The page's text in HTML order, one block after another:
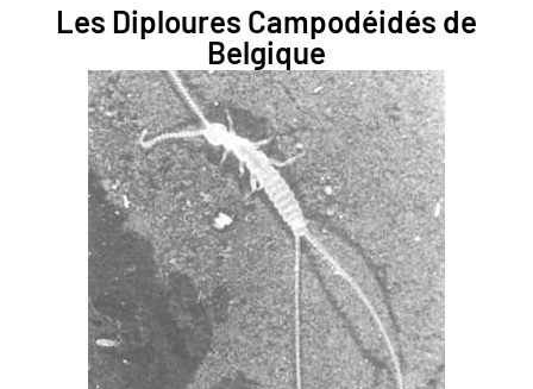
Les Diploures Campodéidés de
Belgique